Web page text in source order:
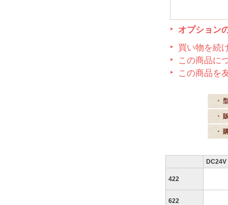
オプション
買い物を続
この商品に
この商品を
・
・
・
DC24V
422
622